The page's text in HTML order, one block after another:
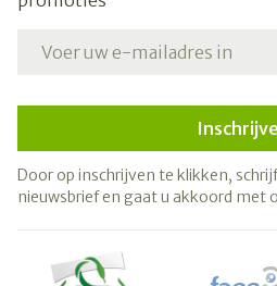
Door op inschrijven te klikken,
nieuwsbrief en gaat u akkoord met